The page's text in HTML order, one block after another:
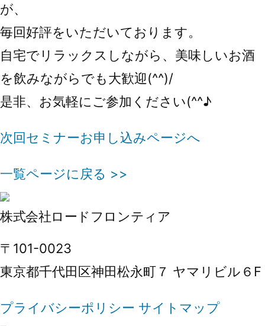
が、
毎回好評をいただいております。
自宅でリラックスしながら、美味しいお酒
を飲みながらでも大歓迎(^^)/
是非、お気軽にご参加ください(^^♪
次回セミナーお申し込みページへ
一覧ページに戻る >>
株式会社ロードフロンティア
〒101-0023
東京都千代田区神田松永町７ ヤマリビル６F
プライバシーポリシー サイトマップ